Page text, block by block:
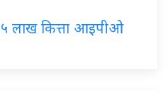
लाख कित्ता आइपीओ